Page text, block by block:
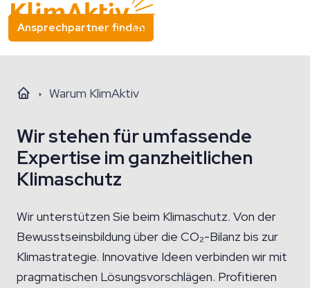
Ansprechpartner finden
Warum KlimAktiv
Wir stehen für umfassende
Expertise im ganzheitlichen
Klimaschutz
Wir unterstützen Sie beim Klimaschutz. Von der
Bewusstseinsbildung über die CO₂-Bilanz bis zur
Klimastrategie. Innovative Ideen verbinden wir mit
pragmatischen Lösungsvorschlägen. Profitieren